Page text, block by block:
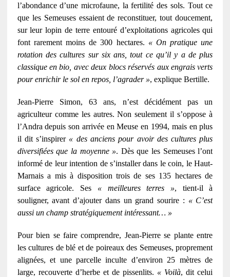
l’abondance d’une microfaune, la fertilité des sols. Tout ce
que les Semeuses essaient de reconstituer, tout doucement,
sur leur lopin de terre entouré d’exploitations agricoles qui
font rarement moins de 300 hectares. « On pratique une
rotation des cultures sur six ans, tout ce qu’il y a de plus
classique en bio, avec deux blocs réservés aux engrais verts
pour enrichir le sol en repos, l’agrader », explique Bertille.
Jean-Pierre Simon, 63 ans, n’est décidément pas un
agriculteur comme les autres. Non seulement il s’oppose à
l’Andra depuis son arrivée en Meuse en 1994, mais en plus
il dit s’inspirer « des anciens pour avoir des cultures plus
diversifiées que la moyenne ». Dès que les Semeuses l’ont
informé de leur intention de s’installer dans le coin, le Haut-
Marnais a mis à disposition trois de ses 135 hectares de
surface agricole. Ses « meilleures terres », tient-il à
souligner, avant d’ajouter dans un grand sourire : « C’est
aussi un champ stratégiquement intéressant… »
Pour bien se faire comprendre, Jean-Pierre se plante entre
les cultures de blé et de poireaux des Semeuses, proprement
alignées, et une parcelle inculte d’environ 25 mètres de
large, recouverte d’herbe et de pissenlits. « Voilà, dit celui